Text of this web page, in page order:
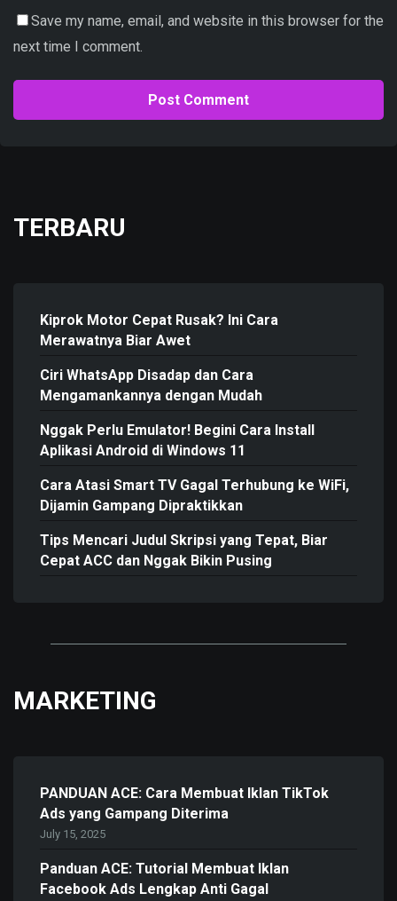
Save my name, email, and website in this browser for the
next time I comment.
TERBARU
Kiprok Motor Cepat Rusak? Ini Cara
Merawatnya Biar Awet
Ciri WhatsApp Disadap dan Cara
Mengamankannya dengan Mudah
Nggak Perlu Emulator! Begini Cara Install
Aplikasi Android di Windows 11
Cara Atasi Smart TV Gagal Terhubung ke WiFi,
Dijamin Gampang Dipraktikkan
Tips Mencari Judul Skripsi yang Tepat, Biar
Cepat ACC dan Nggak Bikin Pusing
MARKETING
PANDUAN ACE: Cara Membuat Iklan TikTok
Ads yang Gampang Diterima
July 15, 2025
Panduan ACE: Tutorial Membuat Iklan
Facebook Ads Lengkap Anti Gagal